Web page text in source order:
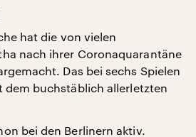
hat die von vielen
nach ihrer Coronaquarantäne
Das bei sechs Spielen
dem buchstäblich allerletzten
bei den Berlinern aktiv.